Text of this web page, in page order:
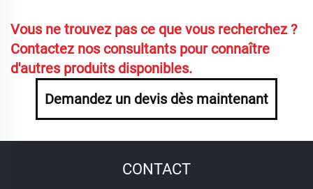
Vous ne trouvez pas ce que vous recherchez ?
Contactez nos consultants pour connaître
d'autres produits disponibles.
Demandez un devis dès maintenant
CONTACT